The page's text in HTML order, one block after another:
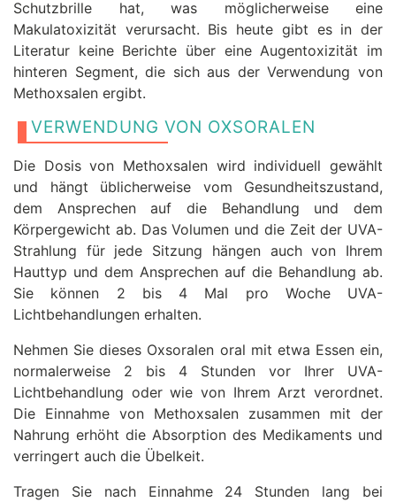
Schutzbrille hat, was möglicherweise eine
Makulatoxizität verursacht. Bis heute gibt es in der
Literatur keine Berichte über eine Augentoxizität im
hinteren Segment, die sich aus der Verwendung von
Methoxsalen ergibt.
VERWENDUNG VON OXSORALEN
Die Dosis von Methoxsalen wird individuell gewählt
und hängt üblicherweise vom Gesundheitszustand,
dem Ansprechen auf die Behandlung und dem
Körpergewicht ab. Das Volumen und die Zeit der UVA-
Strahlung für jede Sitzung hängen auch von Ihrem
Hauttyp und dem Ansprechen auf die Behandlung ab.
Sie können 2 bis 4 Mal pro Woche UVA-
Lichtbehandlungen erhalten.
Nehmen Sie dieses Oxsoralen oral mit etwa Essen ein,
normalerweise 2 bis 4 Stunden vor Ihrer UVA-
Lichtbehandlung oder wie von Ihrem Arzt verordnet.
Die Einnahme von Methoxsalen zusammen mit der
Nahrung erhöht die Absorption des Medikaments und
verringert auch die Übelkeit.
Tragen Sie nach Einnahme 24 Stunden lang bei